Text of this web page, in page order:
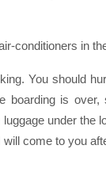
conditioners in
You should
boarding is over,
under the
come to you